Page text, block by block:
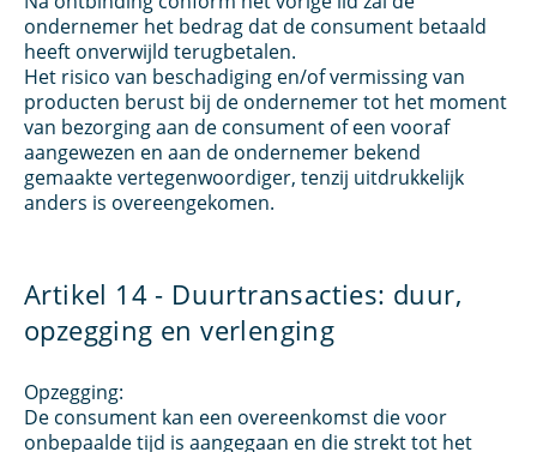
ondernemer het bedrag dat de consument betaald
heeft onverwijld terugbetalen.
Het risico van beschadiging en/of vermissing van
producten berust bij de ondernemer tot het moment
van bezorging aan de consument of een vooraf
aangewezen en aan de ondernemer bekend
gemaakte vertegenwoordiger, tenzij uitdrukkelijk
anders is overeengekomen.
Artikel 14 - Duurtransacties: duur,
opzegging en verlenging
Opzegging:
De consument kan een overeenkomst die voor
onbepaalde tijd is aangegaan en die strekt tot het